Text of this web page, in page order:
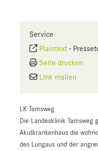
Service
Plaintext -
Seite drucken
Link mailen
LK Tamsweg
Die Landesklinik Tamsweg
Akutkrankenhaus die
des Lungaus und der